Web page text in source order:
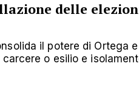
delle
il potere di Ortega
o esilio e